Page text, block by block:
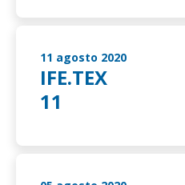
11 agosto 2020
IFE.TEX
11